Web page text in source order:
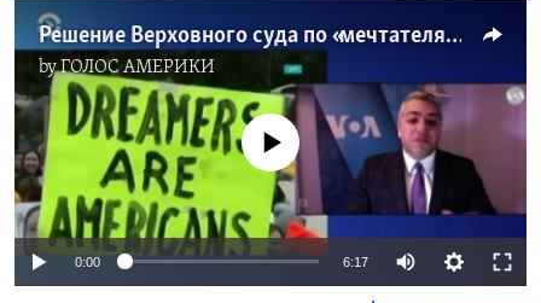
Решение Верховного суда по «мечтателям» и гнев Трампа
byГОЛОС АМЕРИКИ
No media source currently available
0:00 6:17